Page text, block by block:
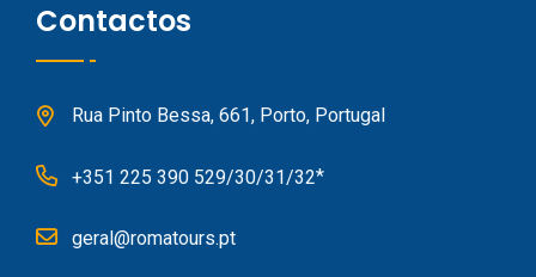
Contactos
Rua Pinto Bessa, 661, Porto, Portugal
+351 225 390 529/30/31/32*
geral@romatours.pt